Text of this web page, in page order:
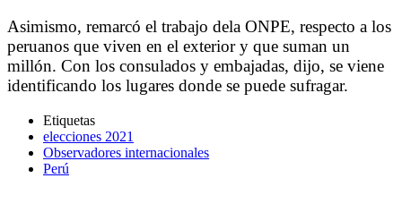
Asimismo, remarcó el trabajo dela ONPE, respecto a los
peruanos que viven en el exterior y que suman un
millón. Con los consulados y embajadas, dijo, se viene
identificando los lugares donde se puede sufragar.
Etiquetas
elecciones 2021
Observadores internacionales
Perú